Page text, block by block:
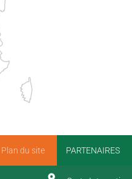
PARTENAIRES
Plan du site